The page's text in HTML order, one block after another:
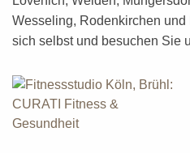
Wesseling, Rodenkirchen
sich selbst und besuchen Sie